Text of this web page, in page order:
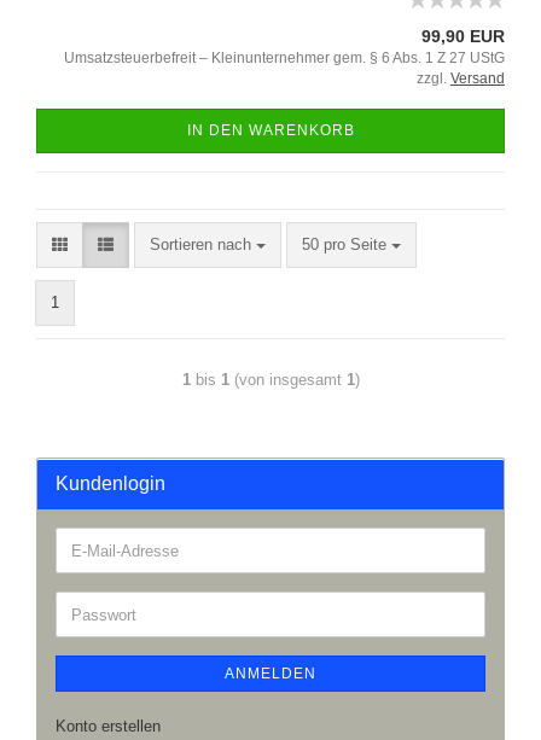
99,90 EUR
Umsatzsteuerbefreit – Kleinunternehmer gem. § 6 Abs. 1 Z 27 UStG
zzgl. Versand
IN DEN WARENKORB
Sortieren nach 50 pro Seite
1
1bis 1(von insgesamt 1)
Kundenlogin
ANMELDEN
Konto erstellen